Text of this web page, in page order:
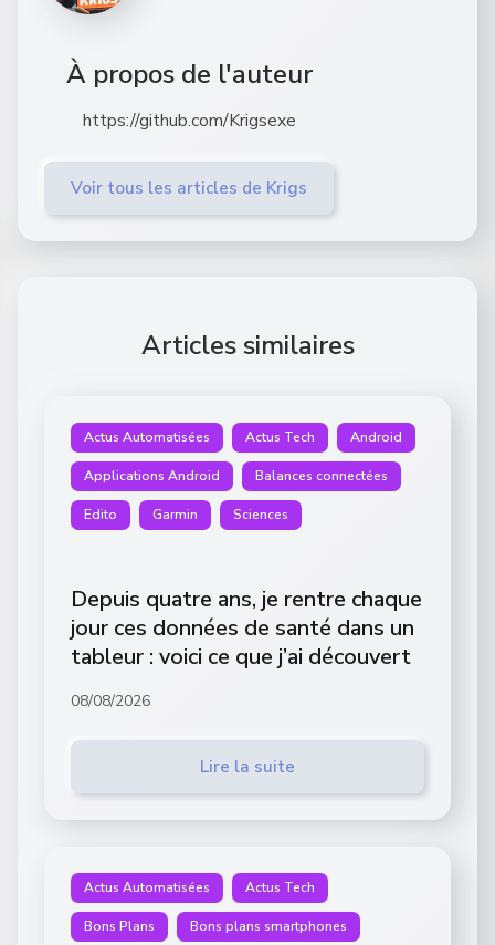
À propos de l'auteur
https://github.com/Krigsexe
Voir tous les articles de Krigs
Articles similaires
Actus Automatisées Actus Tech Android
Applications Android Balances connectées
Edito Garmin Sciences
Depuis quatre ans, je rentre chaque
jour ces données de santé dans un
tableur : voici ce que j’ai découvert
08/08/2026
Lire la suite
Actus Automatisées Actus Tech
Bons Plans Bons plans smartphones